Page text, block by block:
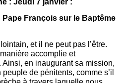
: Jeudi 7 janvier :
François sur le Baptême
et il ne peut pas l’être.
accomplie et
en inaugurant sa mission,
de pénitents, comme s’il